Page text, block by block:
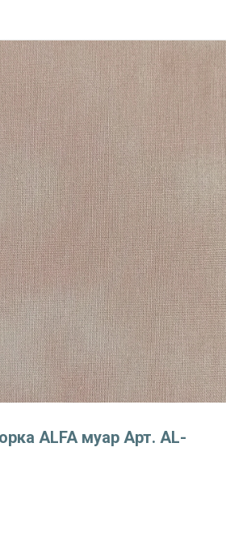
ALFA муар Арт. AL-